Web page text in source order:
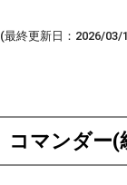
(最終更新日：2026/03/
コマンダー(